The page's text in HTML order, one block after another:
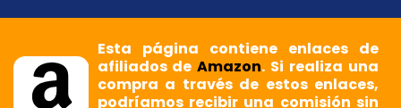
Esta página contiene enlaces de
afiliados deAmazon. Si realiza una
compra a través de estos enlaces,
podríamos recibir una comisión sin